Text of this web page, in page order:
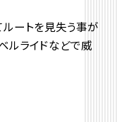
ルートを見失う事が
ルライドなどで威